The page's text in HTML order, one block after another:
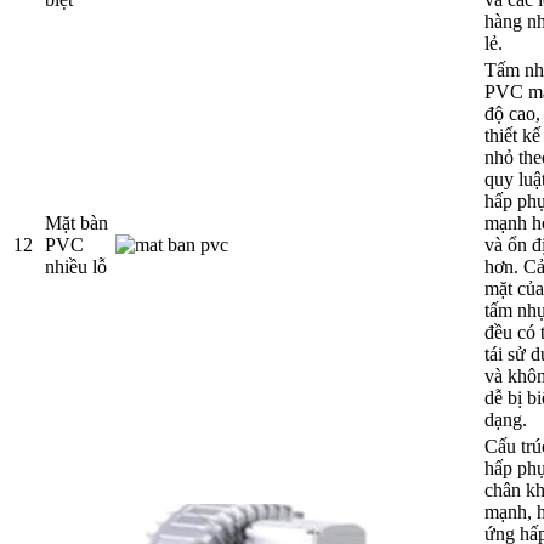
hàng
lẻ.
12
Mặt bàn
PVC
nhiều lỗ
Tấm
PVC
độ cao,
thiết
nhỏ
quy
hấp
mạnh
và ổn
hơn.
mặt của
tấm
đều có
tái sử
và
dễ bị
dạng.
Cấu
hấp
chân
mạnh,
ứng